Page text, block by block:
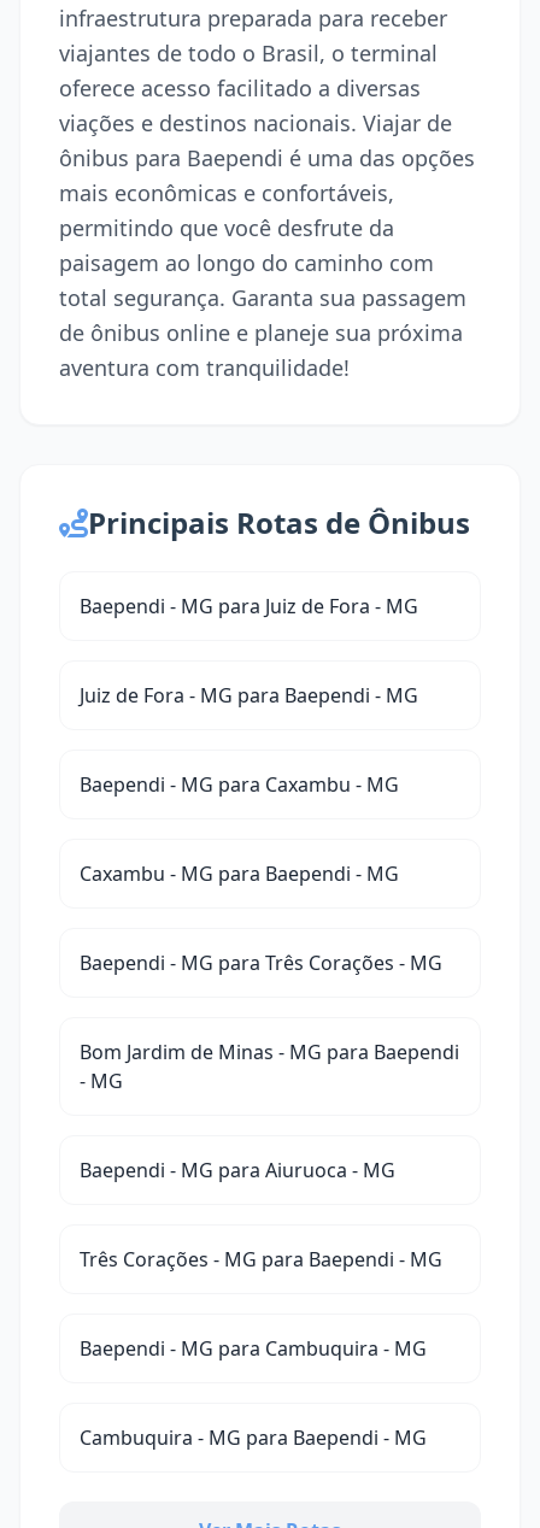
infraestrutura preparada para receber
viajantes de todo o Brasil, o terminal
oferece acesso facilitado a diversas
viações e destinos nacionais. Viajar de
ônibus para Baependi é uma das opções
mais econômicas e confortáveis,
permitindo que você desfrute da
paisagem ao longo do caminho com
total segurança. Garanta sua passagem
de ônibus online e planeje sua próxima
aventura com tranquilidade!
Principais Rotas de Ônibus
Baependi - MG para Juiz de Fora - MG
Juiz de Fora - MG para Baependi - MG
Baependi - MG para Caxambu - MG
Caxambu - MG para Baependi - MG
Baependi - MG para Três Corações - MG
Bom Jardim de Minas - MG para Baependi
- MG
Baependi - MG para Aiuruoca - MG
Três Corações - MG para Baependi - MG
Baependi - MG para Cambuquira - MG
Cambuquira - MG para Baependi - MG